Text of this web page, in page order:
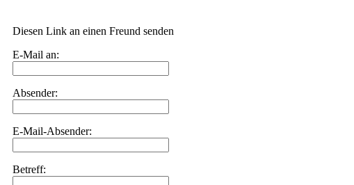
Diesen Link an einen Freund senden
E-Mail an:
Absender:
E-Mail-Absender:
Betreff: